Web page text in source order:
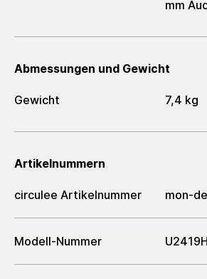
mm
Abmessungen und Gewicht
Gewicht 7,4 kg
Artikelnummern
circulee Artikelnummer mon-
Modell-Nummer U2419H